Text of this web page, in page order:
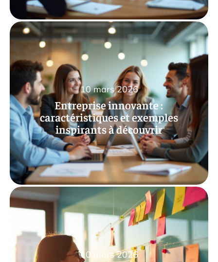
Entreprise innovante :
caractéristiques et exemples
inspirants à découvrir
10 mars 2026
10 mars 2026